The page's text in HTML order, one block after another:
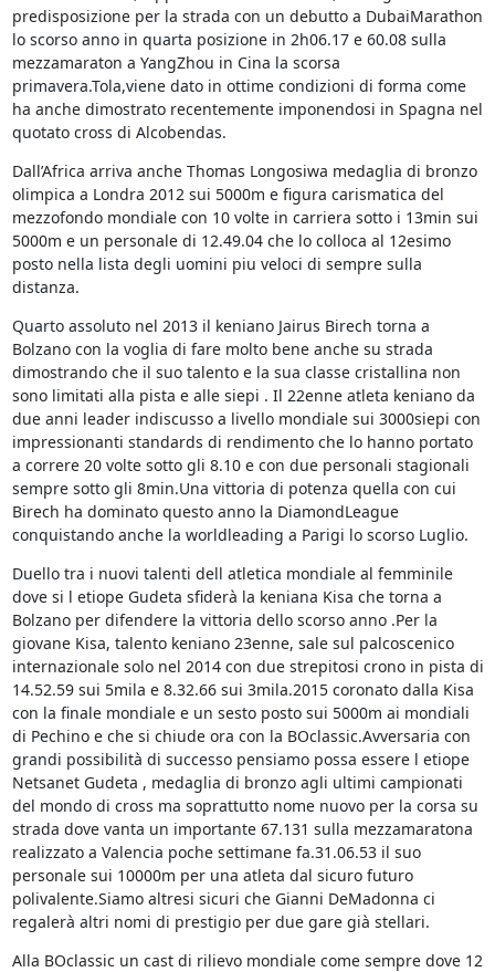
predisposizione per la strada con un debutto a DubaiMarathon
lo scorso anno in quarta posizione in 2h06.17 e 60.08 sulla
mezzamaraton a YangZhou in Cina la scorsa
primavera.Tola,viene dato in ottime condizioni di forma come
ha anche dimostrato recentemente imponendosi in Spagna nel
quotato cross di Alcobendas.
Dall’Africa arriva anche Thomas Longosiwa medaglia di bronzo
olimpica a Londra 2012 sui 5000m e figura carismatica del
mezzofondo mondiale con 10 volte in carriera sotto i 13min sui
5000m e un personale di 12.49.04 che lo colloca al 12esimo
posto nella lista degli uomini piu veloci di sempre sulla
distanza.
Quarto assoluto nel 2013 il keniano Jairus Birech torna a
Bolzano con la voglia di fare molto bene anche su strada
dimostrando che il suo talento e la sua classe cristallina non
sono limitati alla pista e alle siepi . Il 22enne atleta keniano da
due anni leader indiscusso a livello mondiale sui 3000siepi con
impressionanti standards di rendimento che lo hanno portato
a correre 20 volte sotto gli 8.10 e con due personali stagionali
sempre sotto gli 8min.Una vittoria di potenza quella con cui
Birech ha dominato questo anno la DiamondLeague
conquistando anche la worldleading a Parigi lo scorso Luglio.
Duello tra i nuovi talenti dell atletica mondiale al femminile
dove si l etiope Gudeta sfiderà la keniana Kisa che torna a
Bolzano per difendere la vittoria dello scorso anno .Per la
giovane Kisa, talento keniano 23enne, sale sul palcoscenico
internazionale solo nel 2014 con due strepitosi crono in pista di
14.52.59 sui 5mila e 8.32.66 sui 3mila.2015 coronato dalla Kisa
con la finale mondiale e un sesto posto sui 5000m ai mondiali
di Pechino e che si chiude ora con la BOclassic.Avversaria con
grandi possibilità di successo pensiamo possa essere l etiope
Netsanet Gudeta , medaglia di bronzo agli ultimi campionati
del mondo di cross ma soprattutto nome nuovo per la corsa su
strada dove vanta un importante 67.131 sulla mezzamaratona
realizzato a Valencia poche settimane fa.31.06.53 il suo
personale sui 10000m per una atleta dal sicuro futuro
polivalente.Siamo altresi sicuri che Gianni DeMadonna ci
regalerà altri nomi di prestigio per due gare già stellari.
Alla BOclassic un cast di rilievo mondiale come sempre dove 12